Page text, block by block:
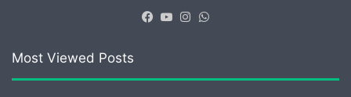
Facebook
YouTubeInstagram
Most Viewed Posts